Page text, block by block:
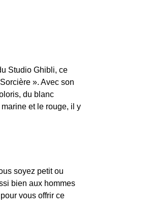
Studio Ghibli, ce
». Avec son
du blanc
et le rouge, il y
soyez petit ou
bien aux hommes
vous offrir ce